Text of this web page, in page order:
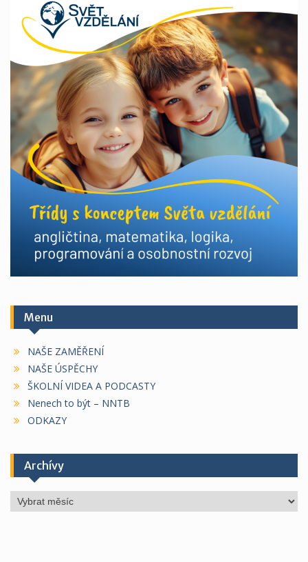
Menu
NAŠE ZAMĚŘENÍ
NAŠE ÚSPĚCHY
ŠKOLNÍ VIDEA A PODCASTY
Nenech to být – NNTB
ODKAZY
Archívy
Archívy